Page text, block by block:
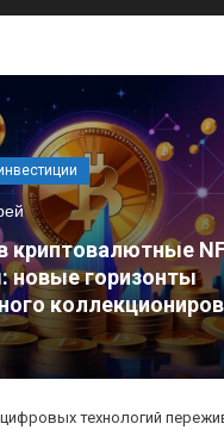
криптовалютные
новые горизонты
технологий